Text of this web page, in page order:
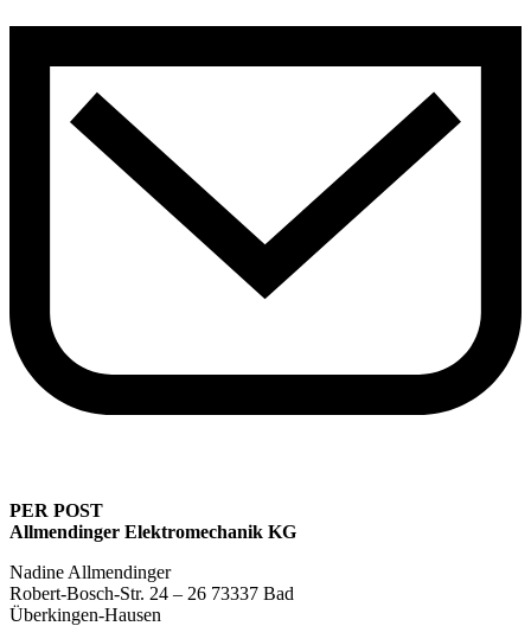
PER POST
Allmendinger Elektromechanik KG
Nadine Allmendinger
Robert-Bosch-Str. 24 – 26 73337 Bad
Überkingen-Hausen